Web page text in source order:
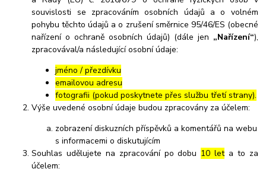
souvislosti se zpracováním osobních údajů a o volném
pohybu těchto údajů a o zrušení směrnice 95/46/ES (obecné
nařízení o ochraně osobních údajů) (dále jen „Nařízení“),
zpracovával/a následující osobní údaje:
jméno / přezdívku
emailovou adresu
fotografii (pokud poskytnete přes službu třetí strany).
Výše uvedené osobní údaje budou zpracovány za účelem:
zobrazení diskuzních příspěvků a komentářů na webu
s informacemi o diskutujícím
Souhlas udělujete na zpracování po dobu 10 leta to za
účelem: